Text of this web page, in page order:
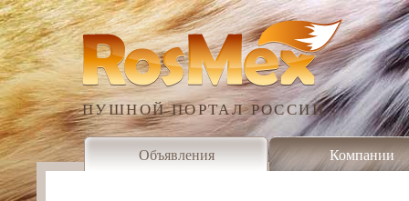
ПУШНОЙ ПОРТАЛ РОССИИ
Объявления Компании